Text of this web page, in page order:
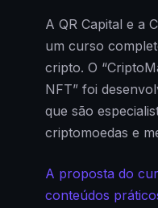
A QR Capital e a
um curso
cripto. O
NFT” foi
que são
criptomoedas e
A proposta do
conteúdos